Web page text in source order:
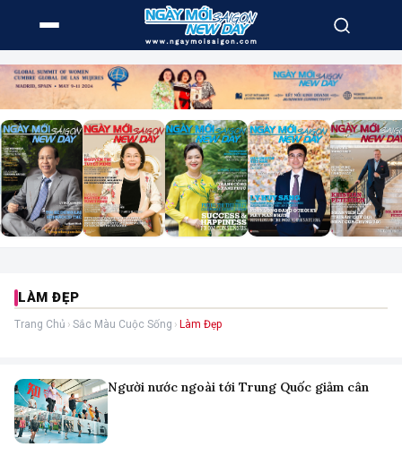
LÀM ĐẸP
Trang Chủ › Sắc Màu Cuộc Sống › Làm Đẹp
Người nước ngoài tới Trung Quốc giảm cân